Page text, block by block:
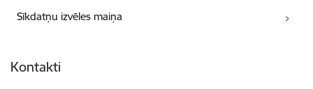
Sīkdatņu izvēles maiņa
Kontakti